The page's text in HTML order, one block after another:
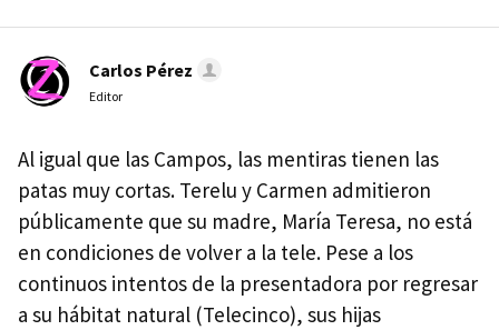
Carlos Pérez
Editor
Al igual que las Campos, las mentiras tienen las
patas muy cortas. Terelu y Carmen admitieron
públicamente que su madre, María Teresa, no está
en condiciones de volver a la tele. Pese a los
continuos intentos de la presentadora por regresar
a su hábitat natural (Telecinco), sus hijas